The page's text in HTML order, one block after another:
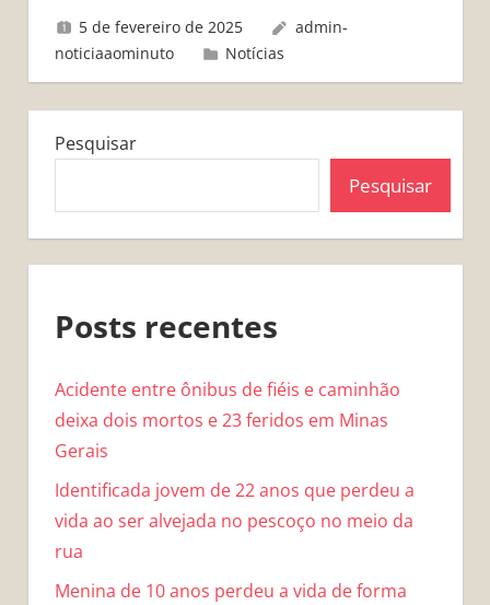
5 de fevereiro de 2025
admin-
noticiaaominuto
Notícias
Pesquisar
Pesquisar
Posts recentes
Acidente entre ônibus de fiéis e caminhão
deixa dois mortos e 23 feridos em Minas
Gerais
Identificada jovem de 22 anos que perdeu a
vida ao ser alvejada no pescoço no meio da
rua
Menina de 10 anos perdeu a vida de forma